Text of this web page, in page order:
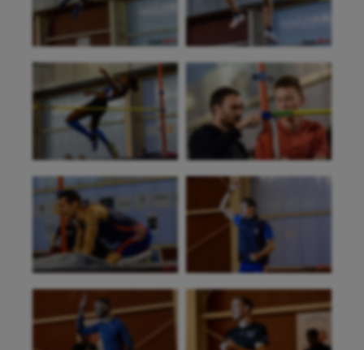
Aéronautique
Athlétisme
Auto
Aviron
Balle à la main
Ballon au poing
Baseball
Billard
Boules lyonnaises
Canoë-kayak